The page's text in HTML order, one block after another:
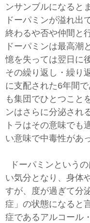
ンサンブルになると
ドーパミンが溢れ出
終わるや否や仲間と
ドーパミンは最高潮
憶を失っては翌日に
その繰り返し・繰り
に支配された6年間
も集団でひとつこと
ンはさらに分泌され
トラはその意味でも
い意味で中毒性があ
ドーパミンという
い気分となり、身体
すが、度が過ぎて分
症」の状態になると
症であるアルコール